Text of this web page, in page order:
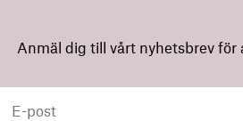
Anmäl dig till vårt nyhetsbrev